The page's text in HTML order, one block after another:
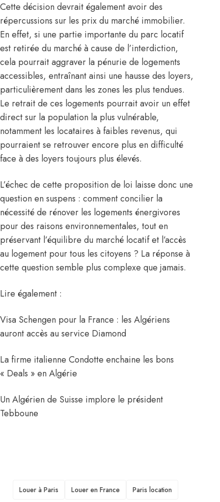
Cette décision devrait également avoir des
répercussions sur les prix du marché immobilier.
En effet, si une partie importante du parc locatif
est retirée du marché à cause de l’interdiction,
cela pourrait aggraver la pénurie de logements
accessibles, entraînant ainsi une hausse des loyers,
particulièrement dans les zones les plus tendues.
Le retrait de ces logements pourrait avoir un effet
direct sur la population la plus vulnérable,
notamment les locataires à faibles revenus, qui
pourraient se retrouver encore plus en difficulté
face à des loyers toujours plus élevés.
L’échec de cette proposition de loi laisse donc une
question en suspens : comment concilier la
nécessité de rénover les logements énergivores
pour des raisons environnementales, tout en
préservant l’équilibre du marché locatif et l’accès
au logement pour tous les citoyens ? La réponse à
cette question semble plus complexe que jamais.
Lire également :
Visa Schengen pour la France : les Algériens
auront accès au service Diamond
La firme italienne Condotte enchaine les bons
« Deals » en Algérie
Un Algérien de Suisse implore le président
Tebboune
TAGS
Louer à Paris Louer en France Paris location